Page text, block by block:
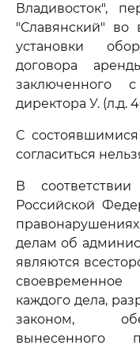
Владивосток",
"Славянский" во
установки
договора
директора У. (л.д.
С
согласиться
В
Российской
делам об
являются
своевременное
каждого дела,
законом,
вынесенного